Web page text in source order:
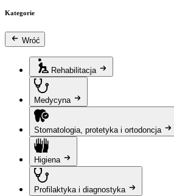
Kategorie
Wróć
Rehabilitacja
Medycyna
Stomatologia, protetyka i ortodoncja
Higiena
Profilaktyka i diagnostyka